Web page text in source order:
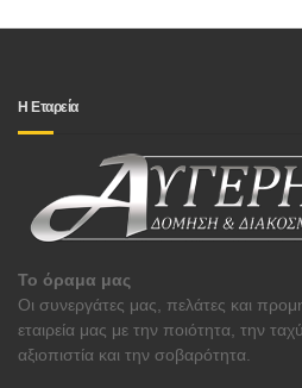
Η Εταρεία
Το όραμα μας
Οι συνεργάτες μας, πελάτες και
εταιρεία μας με την ποιότητα, την
αξιοπιστία και την σοβαρότητα.